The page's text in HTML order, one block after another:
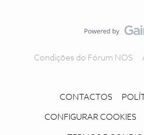
Condições do Fórum NOS
CONTACTOS
CONFIGURAR COOKIES